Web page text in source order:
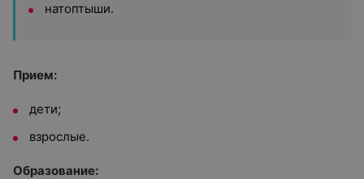
натоптыши.
Прием:
дети;
взрослые.
Образование: